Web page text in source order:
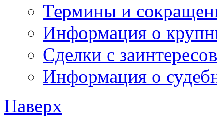
Термины и
Информация о
Сделки с
Информация о
Наверх